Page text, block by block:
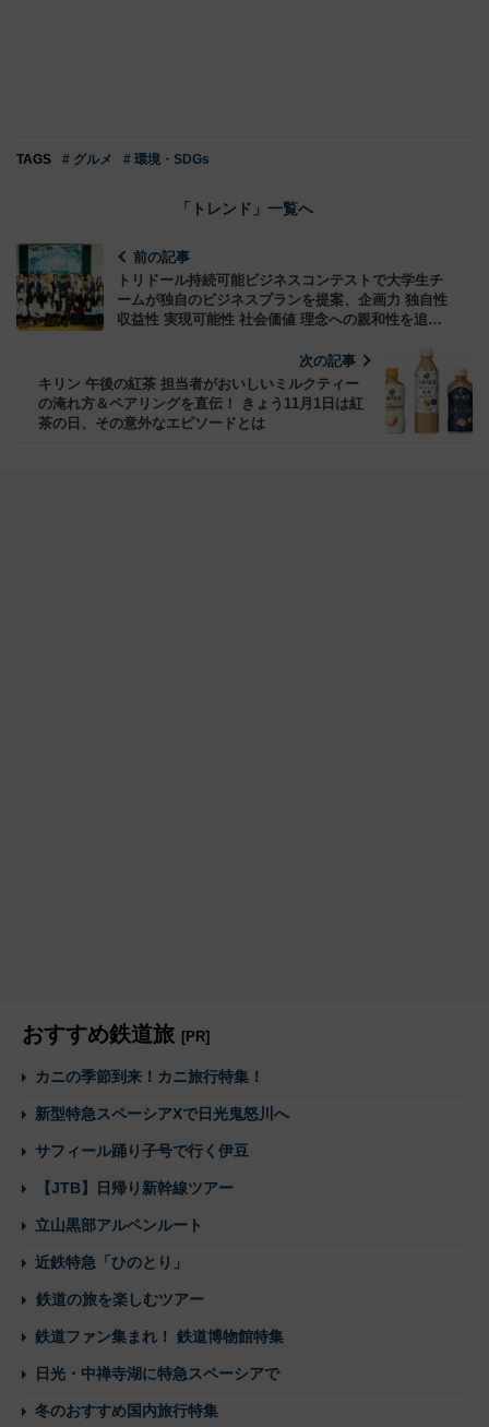
TAGS # グルメ # 環境・SDGs
「トレンド」一覧へ
前の記事
トリドール持続可能ビジネスコンテストで大学生チ
ームが独自のビジネスプランを提案、企画力 独自性
収益性 実現可能性 社会価値 理念への親和性を追求
次の記事
キリン 午後の紅茶 担当者がおいしいミルクティー
の淹れ方＆ペアリングを直伝！ きょう11月1日は紅
茶の日、その意外なエピソードとは
おすすめ鉄道旅 [PR]
カニの季節到来！カニ旅行特集！
新型特急スペーシアXで日光鬼怒川へ
サフィール踊り子号で行く伊豆
【JTB】日帰り新幹線ツアー
立山黒部アルペンルート
近鉄特急「ひのとり」
鉄道の旅を楽しむツアー
鉄道ファン集まれ！ 鉄道博物館特集
日光・中禅寺湖に特急スペーシアで
冬のおすすめ国内旅行特集